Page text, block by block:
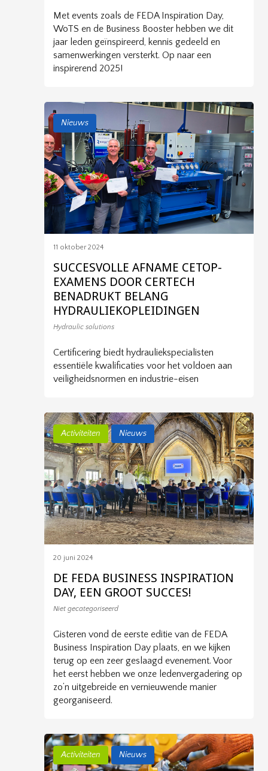
Met events zoals de FEDA Inspiration Day,
WoTS en de Business Booster hebben we dit
jaar leden geïnspireerd, kennis gedeeld en
samenwerkingen versterkt. Op naar een
inspirerend 2025!
Nieuws
11 oktober 2024
SUCCESVOLLE AFNAME CETOP-
EXAMENS DOOR CERTECH
BENADRUKT BELANG
HYDRAULIEKOPLEIDINGEN
Hydraulic solutions
Certificering biedt hydrauliekspecialisten
essentiële kwalificaties voor het voldoen aan
veiligheidsnormen en industrie-eisen
Activiteiten Nieuws
20 juni 2024
DE FEDA BUSINESS INSPIRATION
DAY, EEN GROOT SUCCES!
Niet gecategoriseerd
Gisteren vond de eerste editie van de FEDA
Business Inspiration Day plaats, en we kijken
terug op een zeer geslaagd evenement. Voor
het eerst hebben we onze ledenvergadering op
zo’n uitgebreide en vernieuwende manier
georganiseerd.
Activiteiten Nieuws